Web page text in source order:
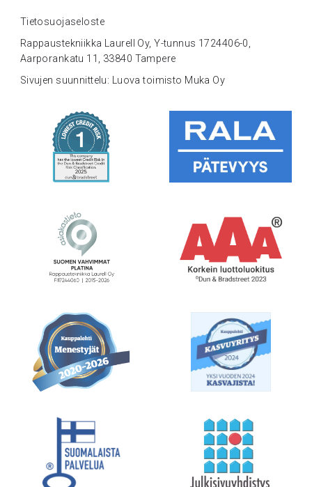
Tietosuojaseloste
Rappaustekniikka Laurell Oy, Y-tunnus 1724406-0,
Aarporankatu 11, 33840 Tampere
Sivujen suunnittelu: Luova toimisto Muka Oy